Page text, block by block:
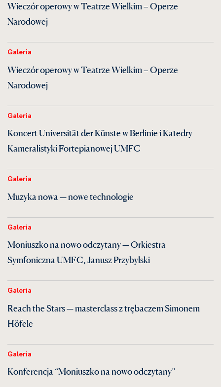
Wieczór operowy w Teatrze Wielkim – Operze
Narodowej
Galeria
Wieczór operowy w Teatrze Wielkim – Operze
Narodowej
Galeria
Koncert Universität der Künste w Berlinie i Katedry
Kameralistyki Fortepianowej UMFC
Galeria
Muzyka nowa — nowe technologie
Galeria
Moniuszko na nowo odczytany — Orkiestra
Symfoniczna UMFC, Janusz Przybylski
Galeria
Reach the Stars — masterclass z trębaczem Simonem
Höfele
Galeria
Konferencja “Moniuszko na nowo odczytany”